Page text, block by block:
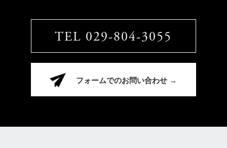
TEL 029-804-3055
フォームでのお問い合わせ →